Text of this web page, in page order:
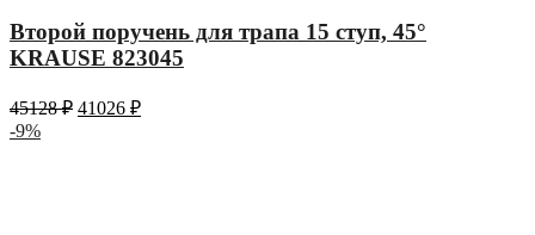
Второй поручень для трапа 15 ступ, 45°
KRAUSE 823045
45128₽ 41026 ₽
-9%